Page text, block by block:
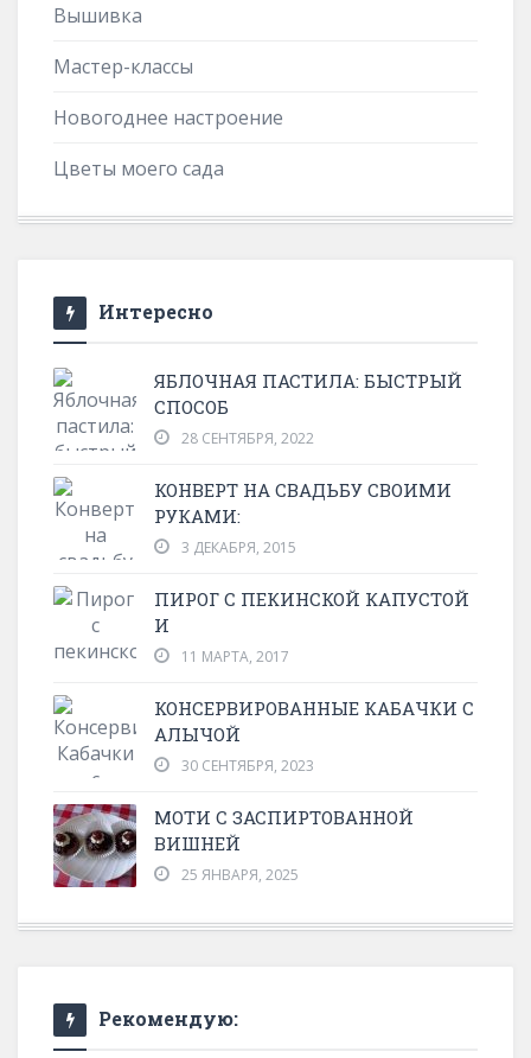
Вышивка
Мастер-классы
Новогоднее настроение
Цветы моего сада
Интересно
ЯБЛОЧНАЯ ПАСТИЛА: БЫСТРЫЙ
СПОСОБ
28 СЕНТЯБРЯ, 2022
КОНВЕРТ НА СВАДЬБУ СВОИМИ
РУКАМИ:
3 ДЕКАБРЯ, 2015
ПИРОГ С ПЕКИНСКОЙ КАПУСТОЙ
И
11 МАРТА, 2017
КОНСЕРВИРОВАННЫЕ КАБАЧКИ С
АЛЫЧОЙ
30 СЕНТЯБРЯ, 2023
МОТИ С ЗАСПИРТОВАННОЙ
ВИШНЕЙ
25 ЯНВАРЯ, 2025
Рекомендую: